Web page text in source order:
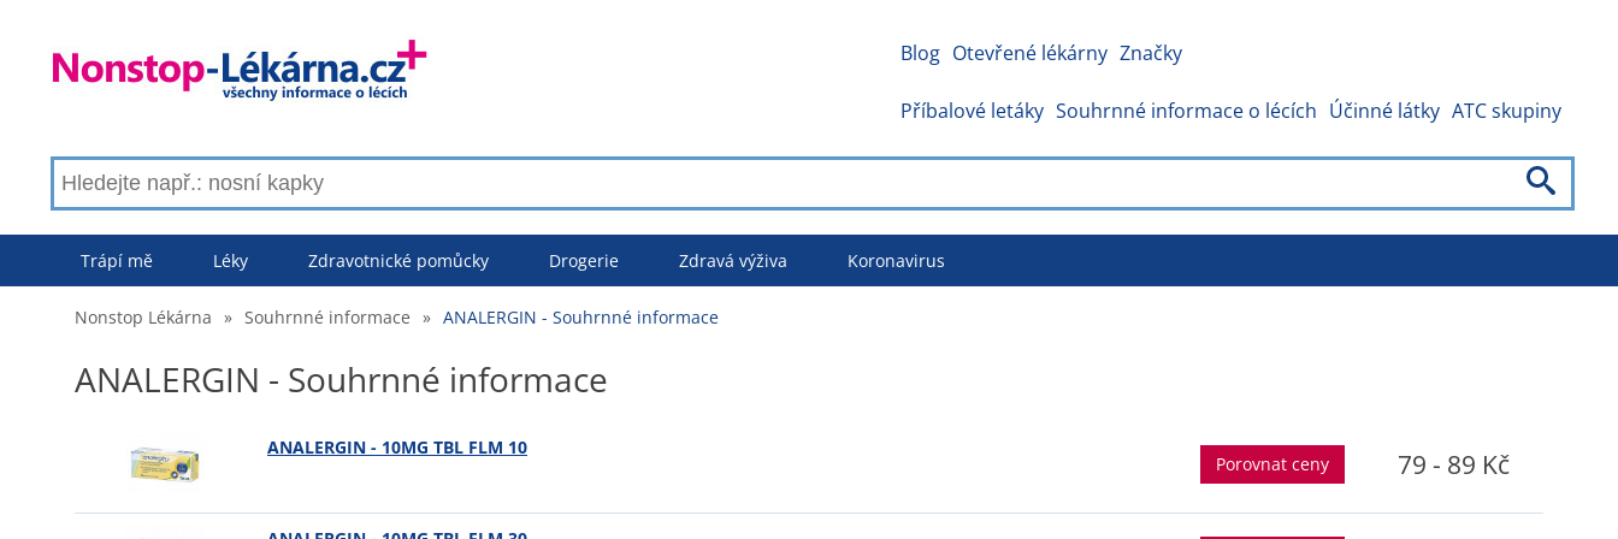
Blog Otevřené lékárny Značky
Příbalové letáky Souhrnné informace o lécích Účinné látky ATC skupiny
Trápí mě Léky Zdravotnické pomůcky Drogerie Zdravá výživa Koronavirus
Nonstop Lékárna » Souhrnné informace » ANALERGIN - Souhrnné informace
ANALERGIN - Souhrnné informace
ANALERGIN - 10MG TBL FLM 10
Porovnat ceny 79 - 89 Kč